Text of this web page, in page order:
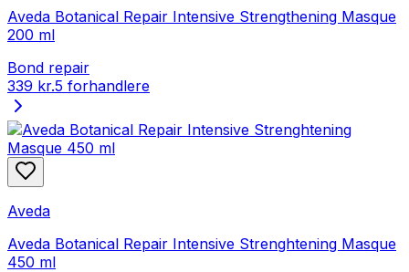
Aveda Botanical Repair Intensive Strengthening Masque
200 ml
Bond repair
339 kr.5 forhandlere
Aveda
Aveda Botanical Repair Intensive Strenghtening Masque
450 ml